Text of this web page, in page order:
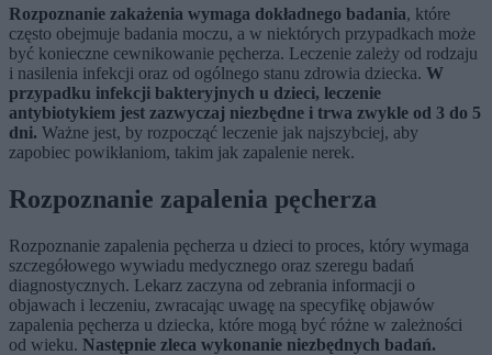
Rozpoznanie zakażenia wymaga dokładnego badania, które
często obejmuje badania moczu, a w niektórych przypadkach może
być konieczne cewnikowanie pęcherza. Leczenie zależy od rodzaju
i nasilenia infekcji oraz od ogólnego stanu zdrowia dziecka. W
przypadku infekcji bakteryjnych u dzieci, leczenie
antybiotykiem jest zazwyczaj niezbędne i trwa zwykle od 3 do 5
dni. Ważne jest, by rozpocząć leczenie jak najszybciej, aby
zapobiec powikłaniom, takim jak zapalenie nerek.
Rozpoznanie zapalenia pęcherza
Rozpoznanie zapalenia pęcherza u dzieci to proces, który wymaga
szczegółowego wywiadu medycznego oraz szeregu badań
diagnostycznych. Lekarz zaczyna od zebrania informacji o
objawach i leczeniu, zwracając uwagę na specyfikę objawów
zapalenia pęcherza u dziecka, które mogą być różne w zależności
od wieku. Następnie zleca wykonanie niezbędnych badań.